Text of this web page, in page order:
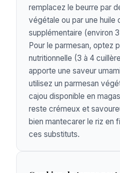
remplacez le beurre par
végétale ou par une huile
supplémentaire (environ
Pour le parmesan, optez
nutritionnelle (3 à 4
apporte une saveur
utilisez un parmesan
cajou disponible en
reste crémeux et
bien mantecarer le riz en
ces substituts.